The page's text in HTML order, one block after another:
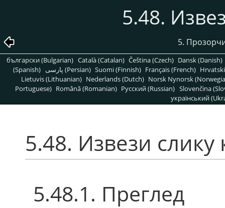
5.48.
5.
български (Bulgarian) Català (Catalan) Čeština (Czech) Dansk (Danish)
(Spanish)
پارسی (Persian) Suomi (Finnish) Français (French)
Lietuvis (Lithuanian) Nederlands (Dutch) Norsk Nynorsk
Portuguese) Română (Romanian) Pусский (Russian) Slovenčina
український
5.48. Извези слику
5.48.1. Преглед